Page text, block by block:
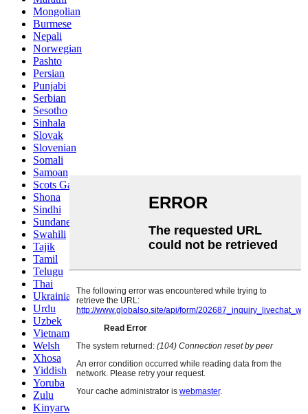
Mongolian
Burmese
Nepali
Norwegian
Pashto
Persian
Punjabi
Serbian
Sesotho
Sinhala
Slovak
Slovenian
Somali
Samoan
Scots Gaelic
Shona
Sindhi
Sundanese
Swahili
Tajik
Tamil
Telugu
Thai
Ukrainian
Urdu
Uzbek
Vietnamese
Welsh
Xhosa
Yiddish
Yoruba
Zulu
Kinyarwanda